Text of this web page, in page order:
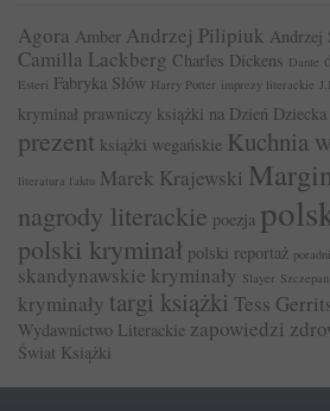
Agora Amber Andrzej Pilipiuk Andrzej
Camilla Lackberg Charles Dickens Dante
Esteri Fabryka Słów Harry Potter imprezy literackie
kryminał prawniczy książki na Dzień Dziecka
prezent książki wegańskie Kuchnia
literatura faktu Marek Krajewski
nagrody literackie poezja
polski kryminał polski reportaż
skandynawskie kryminały Slayer
kryminały targi książki Tess
Wydawnictwo Literackie zapowiedzi
Świat Książki